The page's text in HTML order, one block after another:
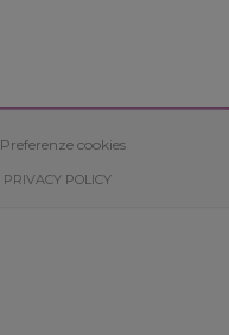
Preferenze cookies
PRIVACY POLICY